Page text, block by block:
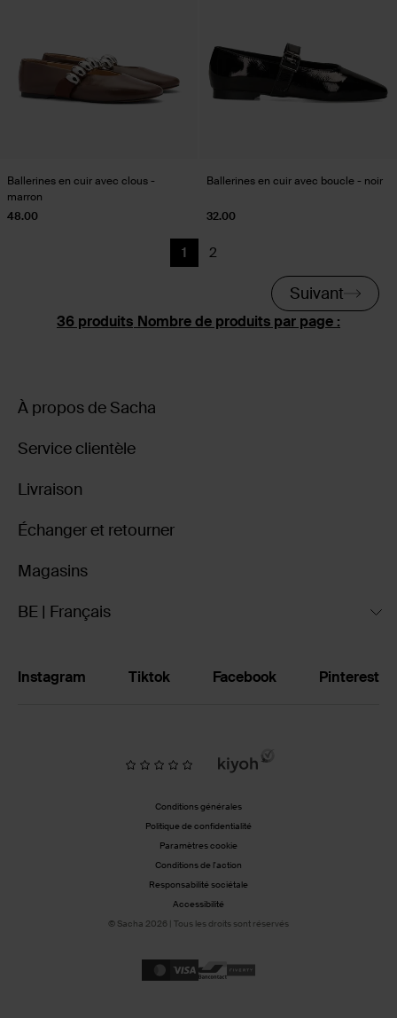
Ballerines en cuir avec clous -
marron
48.00
Ballerines en cuir avec boucle - noir
32.00
Nombre de produits par page :
Page actuelle
1
Précédent
2
Suivant
À propos de Sacha
Service clientèle
Livraison
Échanger et retourner
Magasins
BE | Français
Instagram Tiktok Facebook Pinterest
Conditions générales
Politique de confidentialité
Paramètres cookie
Conditions de l'action
Responsabilité sociétale
Accessibilité
© Sacha 2026 | Tous les droits sont réservés